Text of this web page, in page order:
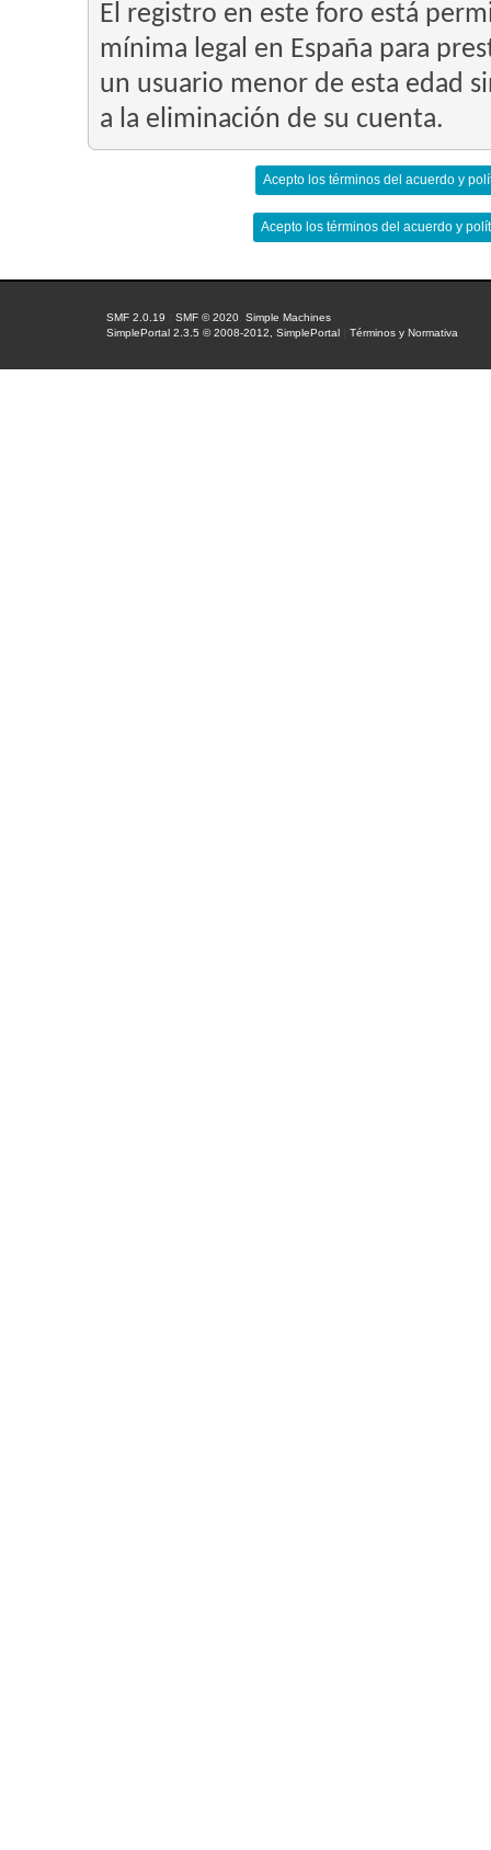
El registro en este foro está
mínima legal en España para
un usuario menor de esta edad
a la eliminación de su cuenta.
SMF 2.0.19 |SMF © 2020 ,Simple Machines
SimplePortal 2.3.5 © 2008-2012, SimplePortal
|Términos y Normativa